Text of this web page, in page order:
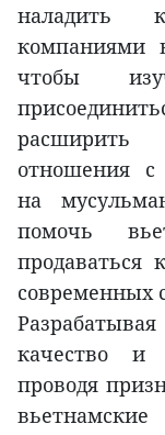
наладить
компаниями
чтобы
отношения с
на
помочь
современных
качество и
проводя